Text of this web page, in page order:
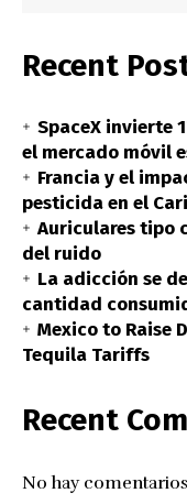
Recent
SpaceX invierte
el mercado móvil
Francia y el
pesticida en el
Auriculares tipo
del ruido
La adicción se
cantidad
Mexico to Raise
Tequila Tariffs
Recent
No hay